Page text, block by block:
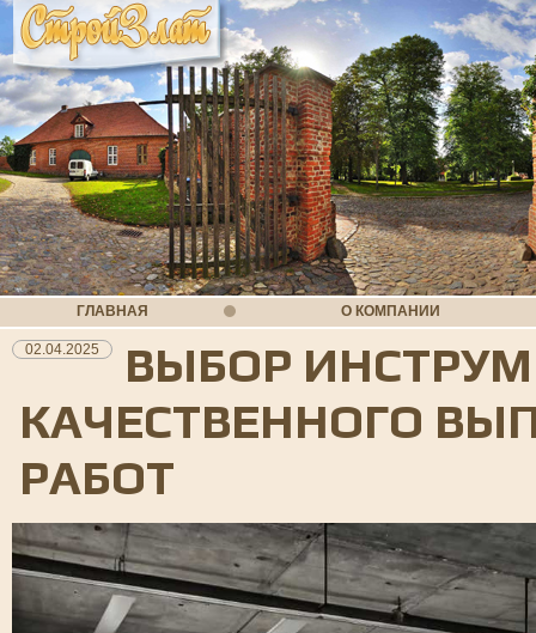
ГЛАВНАЯ О КОМПАНИИ
02.04.2025
ВЫБОР
КАЧЕСТВЕННОГО
РАБОТ